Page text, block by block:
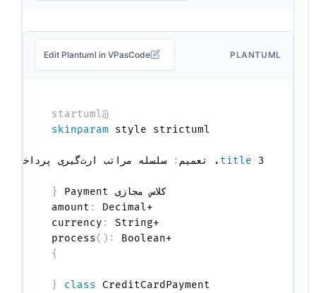
PLANTUML
Edit Plantuml in VPasCode
skinparam
style strictuml
title 3. تعمیم : سلسله مراتب ارث‌گیری پرداخت
کلاس مجازی Payment
{
:
Decimal
:
String
() : Boolean
class CreditCardPayment
{